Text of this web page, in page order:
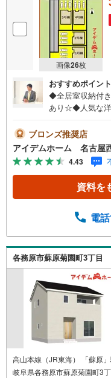
画像26枚
おすすめポイント
◆全居室収納付
あり☆◆人気な
電気施錠キーを
原中学校まで
日見学OK！＞希
中無休でご案内
内可能！お仕事
い。□■□■店舗
下さい。□■□■
験豊富なスタッ
様の住まい探し
にお問合せ下さい
ブロンズ推奨店
アイデムホーム 名古屋
4.43
資料を
電
各務原市蘇原菊園町3丁目
高山本線（JR東海） 「蘇原
岐阜県各務原市蘇原菊園町3